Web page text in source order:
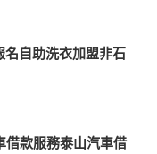
自助洗衣加盟非石
借款服務泰山汽車借